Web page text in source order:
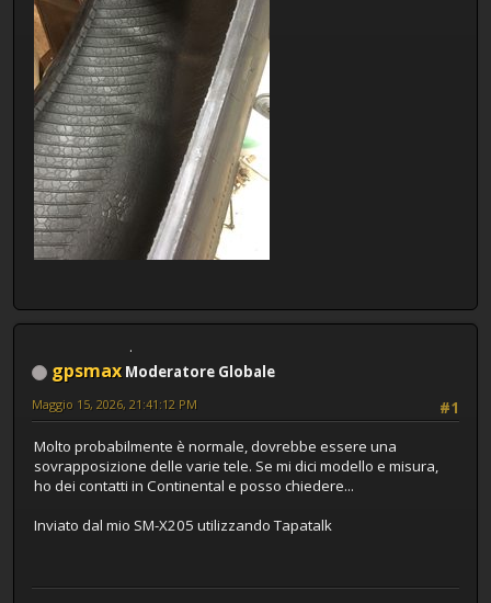
gpsmax Moderatore Globale
#1
Maggio 15, 2026, 21:41:12 PM
Molto probabilmente è normale, dovrebbe essere una
sovrapposizione delle varie tele. Se mi dici modello e misura,
ho dei contatti in Continental e posso chiedere...
Inviato dal mio SM-X205 utilizzando Tapatalk